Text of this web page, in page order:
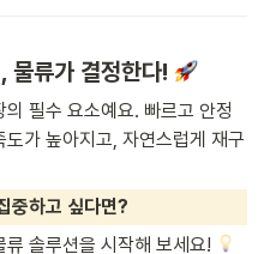
물류가 결정한다!
필수 요소예요. 빠르고 안정
가 높아지고, 자연스럽게 재구
중하고 싶다면?
솔루션을 시작해 보세요!